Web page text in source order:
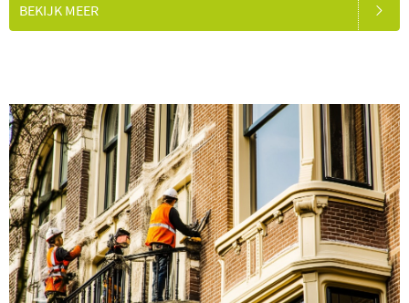
BEKIJK MEER